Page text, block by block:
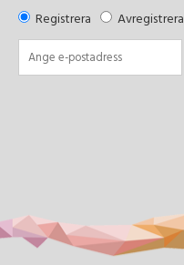
Registrera
Avregistrera